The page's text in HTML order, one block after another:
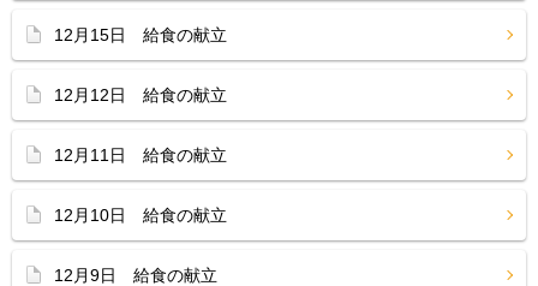
12月15日 給食の献立
12月12日 給食の献立
12月11日 給食の献立
12月10日 給食の献立
12月9日 給食の献立